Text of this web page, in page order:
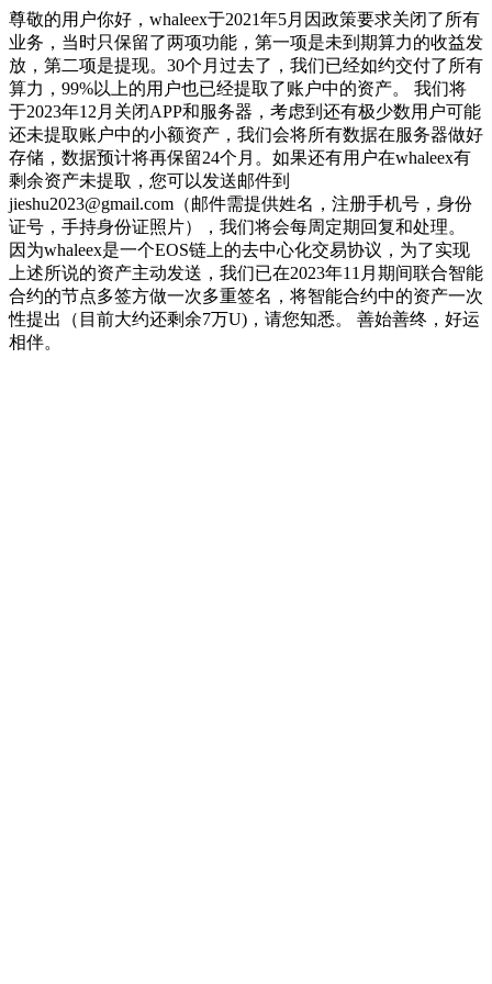
尊敬的用户你好，whaleex于2021年5月因政策要求关闭了所有
业务，当时只保留了两项功能，第一项是未到期算力的收益发
放，第二项是提现。30个月过去了，我们已经如约交付了所有
算力，99%以上的用户也已经提取了账户中的资产。 我们将
于2023年12月关闭APP和服务器，考虑到还有极少数用户可能
还未提取账户中的小额资产，我们会将所有数据在服务器做好
存储，数据预计将再保留24个月。如果还有用户在whaleex有
剩余资产未提取，您可以发送邮件到
jieshu2023@gmail.com（邮件需提供姓名，注册手机号，身份
证号，手持身份证照片），我们将会每周定期回复和处理。
因为whaleex是一个EOS链上的去中心化交易协议，为了实现
上述所说的资产主动发送，我们已在2023年11月期间联合智能
合约的节点多签方做一次多重签名，将智能合约中的资产一次
性提出（目前大约还剩余7万U)，请您知悉。 善始善终，好运
相伴。